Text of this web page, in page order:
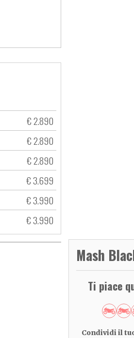
€ 2.890
€ 2.890
€ 2.890
€ 3.699
€ 3.990
€ 3.990
Mash
Ti piace
Condividi il